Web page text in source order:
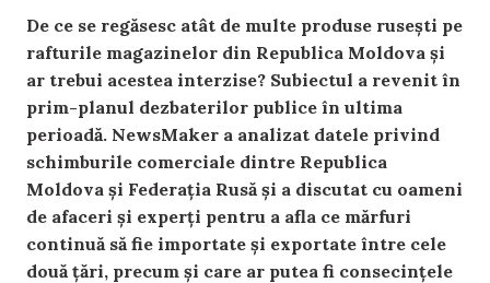
De ce se regăsesc atât de multe produse rusești pe
rafturile magazinelor din Republica Moldova și
ar trebui acestea interzise? Subiectul a revenit în
prim-planul dezbaterilor publice în ultima
perioadă. NewsMaker a analizat datele privind
schimburile comerciale dintre Republica
Moldova și Federația Rusă și a discutat cu oameni
de afaceri și experți pentru a afla ce mărfuri
continuă să fie importate și exportate între cele
două țări, precum și care ar putea fi consecințele